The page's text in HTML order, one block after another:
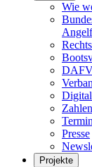
Wie
Presse
Projekte